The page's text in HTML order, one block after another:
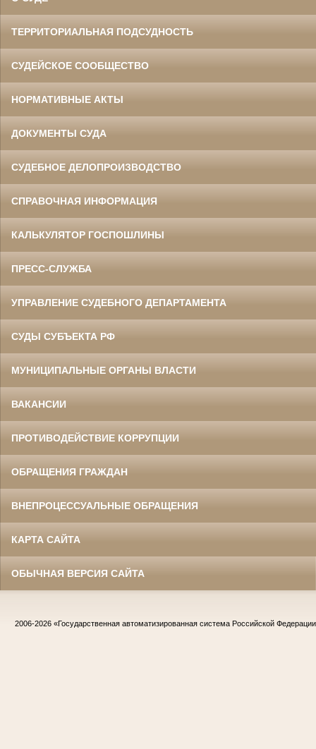
ТЕРРИТОРИАЛЬНАЯ ПОДСУДНОСТЬ
СУДЕЙСКОЕ СООБЩЕСТВО
НОРМАТИВНЫЕ АКТЫ
ДОКУМЕНТЫ СУДА
СУДЕБНОЕ ДЕЛОПРОИЗВОДСТВО
СПРАВОЧНАЯ ИНФОРМАЦИЯ
КАЛЬКУЛЯТОР ГОСПОШЛИНЫ
ПРЕСС-СЛУЖБА
УПРАВЛЕНИЕ СУДЕБНОГО ДЕПАРТАМЕНТА
СУДЫ СУБЪЕКТА РФ
МУНИЦИПАЛЬНЫЕ ОРГАНЫ ВЛАСТИ
ВАКАНСИИ
ПРОТИВОДЕЙСТВИЕ КОРРУПЦИИ
ОБРАЩЕНИЯ ГРАЖДАН
ВНЕПРОЦЕССУАЛЬНЫЕ ОБРАЩЕНИЯ
КАРТА САЙТА
ОБЫЧНАЯ ВЕРСИЯ САЙТА
2006-2026 «Государственная автоматизированная система Российской